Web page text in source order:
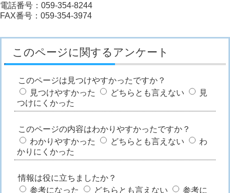
電話番号：059-354-8244
FAX番号：059-354-3974
このページに関するアンケート
このページは見つけやすかったですか？
見つけやすかった
どちらとも言えない
見
つけにくかった
このページの内容はわかりやすかったですか？
わかりやすかった
どちらとも言えない
わ
かりにくかった
情報は役に立ちましたか？
参考になった
どちらとも言えない
参考に